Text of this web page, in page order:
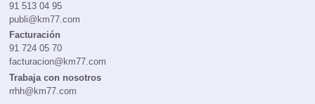
91 513 04 95
publi@km77.com
Facturación
91 724 05 70
facturacion@km77.com
Trabaja con nosotros
rrhh@km77.com